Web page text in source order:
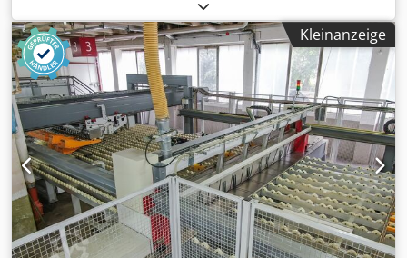
Winkelausführung IMA + SCHELLING-AH 6 Position 3: Lader
IMA + SCHELLING-AH 6
Kleinanzeige